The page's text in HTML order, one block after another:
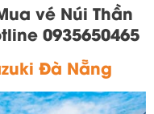
vé Núi Thần
0935650465
Đà Nẵng